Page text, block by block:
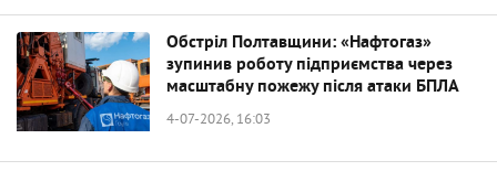
Обстріл Полтавщини: «Нафтогаз»
зупинив роботу підприємства через
масштабну пожежу після атаки БПЛА
4-07-2026, 16:03